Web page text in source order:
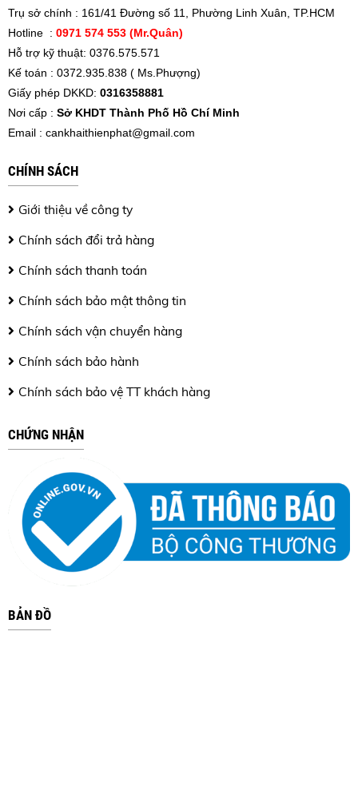
Trụ sở chính : 161/41 Đường số 11, Phường Linh Xuân, TP.HCM
Hotline : 0971 574 553 (Mr.Quân)
Hỗ trợ kỹ thuật: 0376.575.571
Kế toán : 0372.935.838 ( Ms.Phượng)
Giấy phép DKKD: 0316358881
Nơi cấp : Sở KHDT Thành Phố Hồ Chí Minh
Email : cankhaithienphat@gmail.com
CHÍNH SÁCH
Giới thiệu về công ty
Chính sách đổi trả hàng
Chính sách thanh toán
Chính sách bảo mật thông tin
Chính sách vận chuyển hàng
Chính sách bảo hành
Chính sách bảo vệ TT khách hàng
CHỨNG NHẬN
BẢN ĐỒ